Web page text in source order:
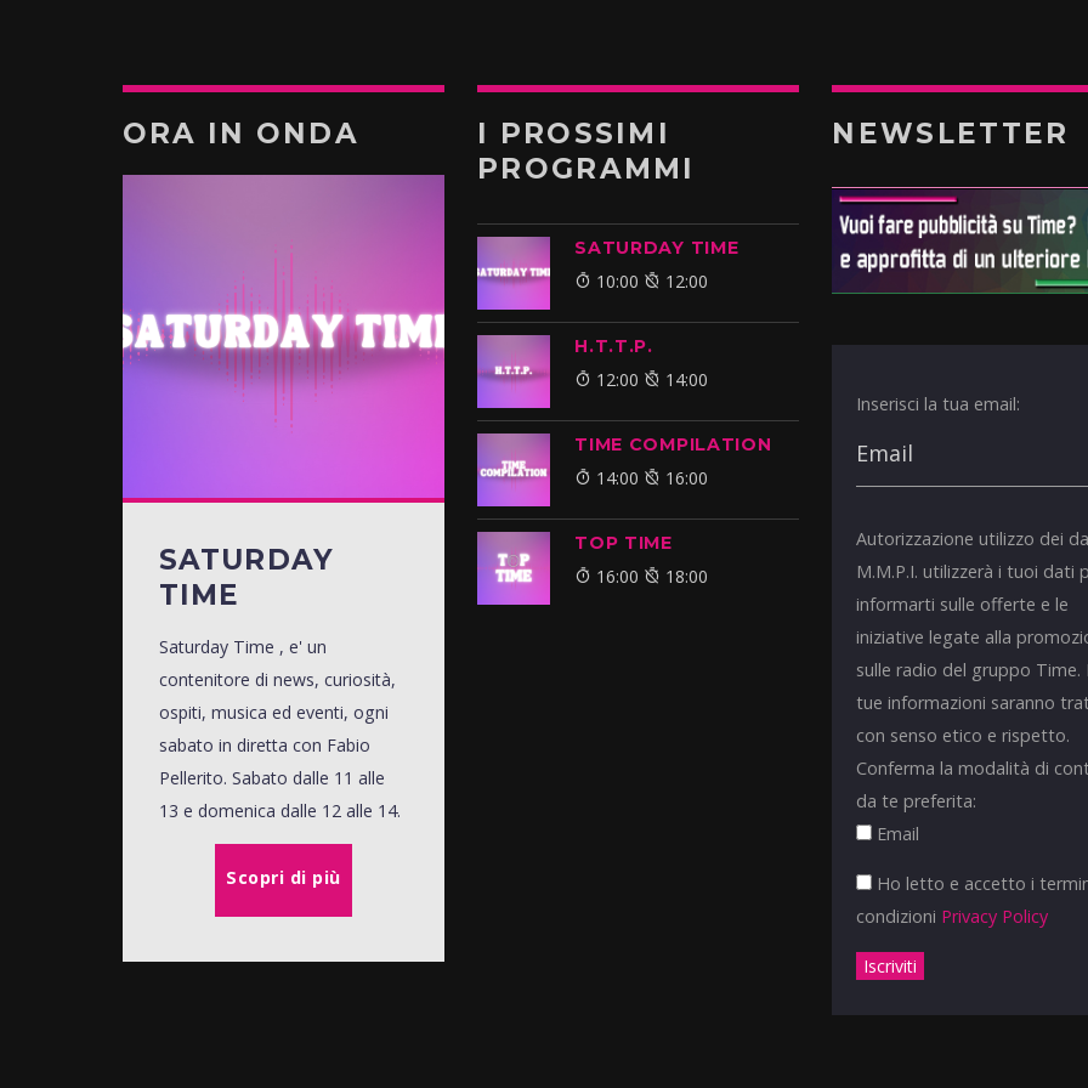
ORA IN ONDA
SATURDAY
TIME
Saturday Time , e' un
contenitore di news, curiosità,
ospiti, musica ed eventi, ogni
sabato in diretta con Fabio
Pellerito. Sabato dalle 11 alle
13 e domenica dalle 12 alle 14.
Scopri di più
I PROSSIMI
PROGRAMMI
SATURDAY TIME
10:00 12:00
H.T.T.P.
12:00 14:00
TIME COMPILATION
14:00 16:00
TOP TIME
16:00 18:00
NEWSLETTER
Inserisci la tua email:
Autorizzazione utilizzo dei
M.M.P.I. utilizzerà i tuoi dati
informarti sulle offerte e le
iniziative legate alla
sulle radio del gruppo Time.
tue informazioni saranno
con senso etico e rispetto.
Conferma la modalità di
da te preferita:
Email
Ho letto e accetto i
condizioni Privacy Policy